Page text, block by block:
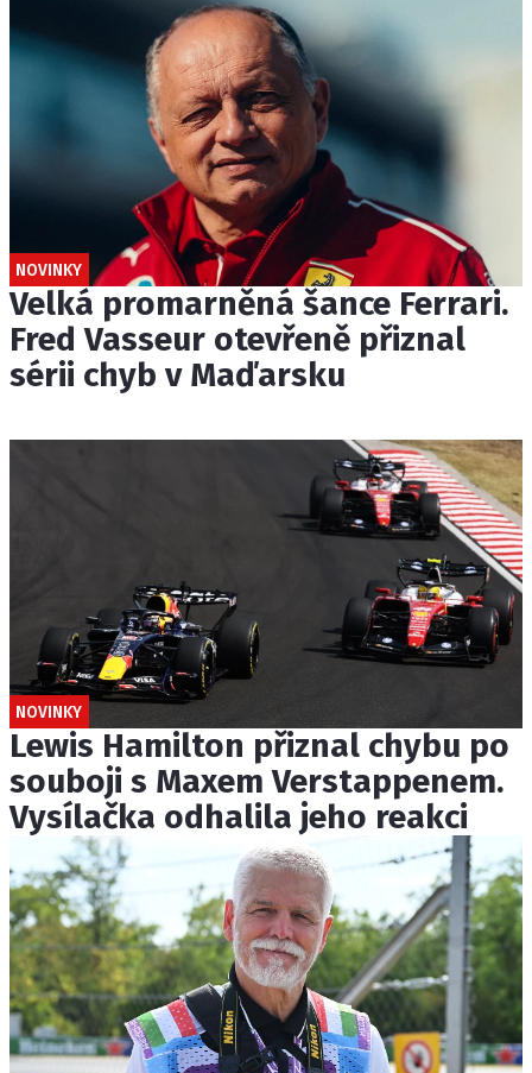
NOVINKY
Velká promarněná šance Ferrari.
Fred Vasseur otevřeně přiznal
sérii chyb v Maďarsku
NOVINKY
Lewis Hamilton přiznal chybu po
souboji s Maxem Verstappenem.
Vysílačka odhalila jeho reakci